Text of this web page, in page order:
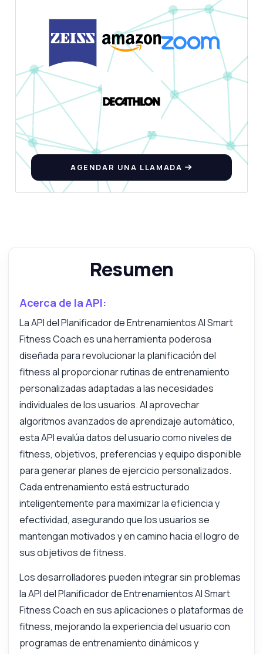
AGENDAR UNA LLAMADA
Resumen
Acerca de la API:
La API del Planificador de Entrenamientos AI Smart
Fitness Coach es una herramienta poderosa
diseñada para revolucionar la planificación del
fitness al proporcionar rutinas de entrenamiento
personalizadas adaptadas a las necesidades
individuales de los usuarios. Al aprovechar
algoritmos avanzados de aprendizaje automático,
esta API evalúa datos del usuario como niveles de
fitness, objetivos, preferencias y equipo disponible
para generar planes de ejercicio personalizados.
Cada entrenamiento está estructurado
inteligentemente para maximizar la eficiencia y
efectividad, asegurando que los usuarios se
mantengan motivados y en camino hacia el logro de
sus objetivos de fitness.
Los desarrolladores pueden integrar sin problemas
la API del Planificador de Entrenamientos AI Smart
Fitness Coach en sus aplicaciones o plataformas de
fitness, mejorando la experiencia del usuario con
programas de entrenamiento dinámicos y